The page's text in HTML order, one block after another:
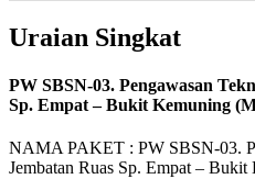
Uraian Singkat
PW SBSN-03. Pengawasan
Sp. Empat – Bukit Kemuning
NAMA PAKET : PW SBSN-03.
Jembatan Ruas Sp. Empat –